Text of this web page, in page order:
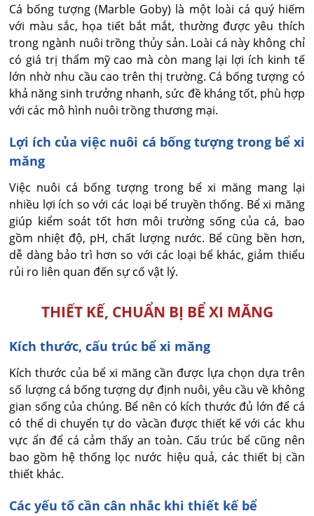
Cá bống tượng (Marble Goby) là một loài cá quý hiếm
với màu sắc, họa tiết bắt mắt, thường được yêu thích
trong ngành nuôi trồng thủy sản. Loài cá này không chỉ
có giá trị thẩm mỹ cao mà còn mang lại lợi ích kinh tế
lớn nhờ nhu cầu cao trên thị trường. Cá bống tượng có
khả năng sinh trưởng nhanh, sức đề kháng tốt, phù hợp
với các mô hình nuôi trồng thương mại.
Lợi ích của việc nuôi cá bống tượng trong bể xi
măng
Việc nuôi cá bống tượng trong bể xi măng mang lại
nhiều lợi ích so với các loại bể truyền thống. Bể xi măng
giúp kiểm soát tốt hơn môi trường sống của cá, bao
gồm nhiệt độ, pH, chất lượng nước. Bể cũng bền hơn,
dễ dàng bảo trì hơn so với các loại bể khác, giảm thiểu
rủi ro liên quan đến sự cố vật lý.
THIẾT KẾ, CHUẨN BỊ BỂ XI MĂNG
Kích thước, cấu trúc bể xi măng
Kích thước của bể xi măng cần được lựa chọn dựa trên
số lượng cá bống tượng dự định nuôi, yêu cầu về không
gian sống của chúng. Bể nên có kích thước đủ lớn để cá
có thể di chuyển tự do vàcần được thiết kế với các khu
vực ẩn để cá cảm thấy an toàn. Cấu trúc bể cũng nên
bao gồm hệ thống lọc nước hiệu quả, các thiết bị cần
thiết khác.
Các yếu tố cần cân nhắc khi thiết kế bể